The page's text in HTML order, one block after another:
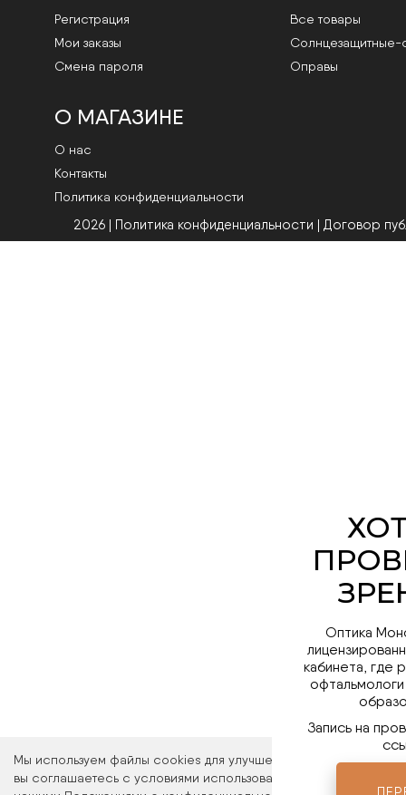
Мы используем файлы cookies для улучшения работы сайта.
вы соглашаетесь с условиями использования файлов cookies.
Регистрация
Мои заказы
Смена пароля
Все товары
Cолнцезащитные-
Оправы
О МАГАЗИНЕ
О нас
Контакты
Политика конфиденциальности
2026 | Политика конфиденциальности | Договор
Оптика
кабинета, где
Запись на